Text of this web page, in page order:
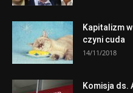
Kapitalizm
czyni cuda
14/11/2018
Komisja ds.